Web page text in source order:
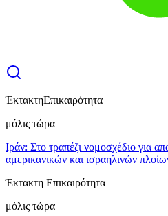
ΈκτακτηΕπικαιρότητα
μόλις τώρα
Ιράν: Στο τραπέζι νομοσχέδιο για
αμερικανικών και ισραηλινών
Έκτακτη Επικαιρότητα
μόλις τώρα